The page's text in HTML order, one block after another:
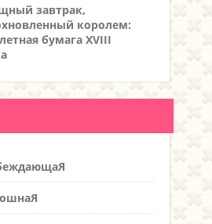
завтрак,
королем:
бумага XVIII